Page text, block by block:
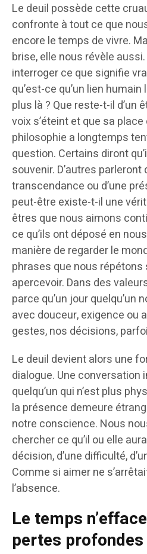
Le deuil possède cette
confronte à tout ce que
encore le temps de vivre.
brise, elle nous révèle
interroger ce que signifie
qu’est-ce qu’un lien
plus là ? Que reste-t-il d’un
voix s’éteint et que sa
philosophie a longtemps
question. Certains diront
souvenir. D’autres parleront
transcendance ou d’une
peut-être existe-t-il une
êtres que nous aimons
ce qu’ils ont déposé en
manière de regarder le
phrases que nous répétons
apercevoir. Dans des
parce qu’un jour quelqu’un
avec douceur, exigence ou
gestes, nos décisions,
Le deuil devient alors une
dialogue. Une conversation
quelqu’un qui n’est plus
la présence demeure
notre conscience. Nous
chercher ce qu’il ou elle
décision, d’une difficulté,
Comme si aimer ne
l’absence.
Le temps
pertes profondes